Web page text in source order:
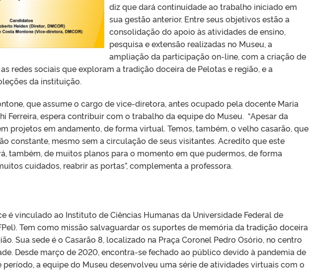
diz que dará continuidade ao trabalho iniciado em
sua gestão anterior. Entre seus objetivos estão a
consolidação do apoio às atividades de ensino,
pesquisa e extensão realizadas no Museu, a
ampliação da participação on-line, com a criação de
redes sociais que exploram a tradição doceira de Pelotas e região, e a
da instituição.
que assume o cargo de vice-diretora, antes ocupado pela docente Maria
Ferreira, espera contribuir com o trabalho da equipe do Museu. “Apesar da
projetos em andamento, de forma virtual. Temos, também, o velho casarão, que
constante, mesmo sem a circulação de seus visitantes. Acredito que este
também, de muitos planos para o momento em que pudermos, de forma
cuidados, reabrir as portas”, complementa a professora.
é vinculado ao Instituto de Ciências Humanas da Universidade Federal de
Tem como missão salvaguardar os suportes de memória da tradição doceira
Sua sede é o Casarão 8, localizado na Praça Coronel Pedro Osório, no centro
Desde março de 2020, encontra-se fechado ao público devido à pandemia de
período, a equipe do Museu desenvolveu uma série de atividades virtuais com o